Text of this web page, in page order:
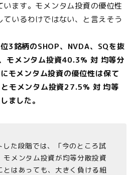
います。モメンタム投資の優位性
ているわけではない、と言えそう
3銘柄のSHOP、NVDA、SQを抜
モメンタム投資40.3% 対 均等分
モメンタム投資の優位性は保て
モメンタム投資27.5% 対 均等
ました。
た段階では、「今のところ試
モメンタム投資が均等分散投資
とはあっても、大きく負ける組